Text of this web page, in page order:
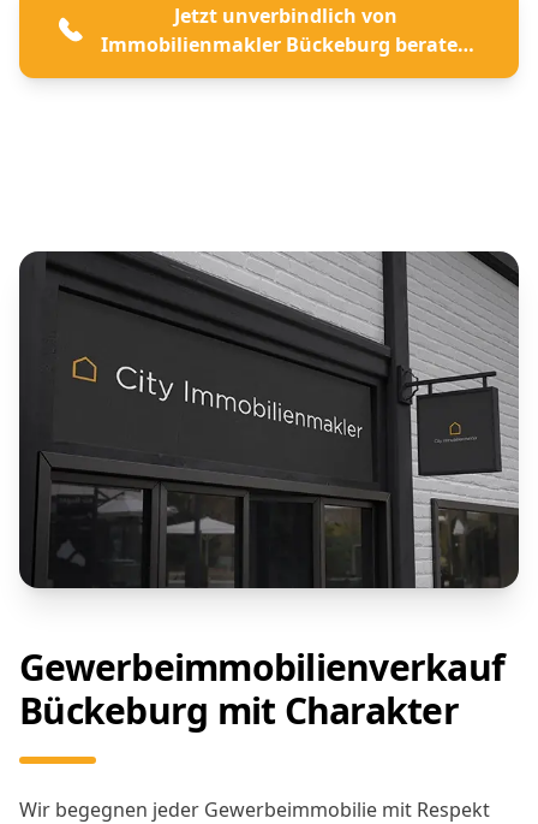
Jetzt unverbindlich von
Immobilienmakler Bückeburg beraten
lassen
Gewerbeimmobilienverkauf
Bückeburg mit Charakter
Wir begegnen jeder Gewerbeimmobilie mit Respekt